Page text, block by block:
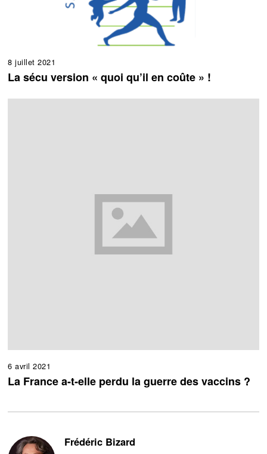
8 juillet 2021
La sécu version « quoi qu’il en coûte » !
6 avril 2021
La France a-t-elle perdu la guerre des vaccins ?
Frédéric Bizard